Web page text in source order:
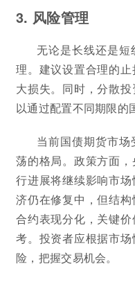
3. 风险管理
无论是长线还是短
理。建议设置合理的
大损失。同时，分散
以通过配置不同期限的
当前国债期货市
荡的格局。政策方面
行进展将继续影响市
济仍在修复中，但结
合约表现分化，关键
考。投资者应根据市
险，把握交易机会。